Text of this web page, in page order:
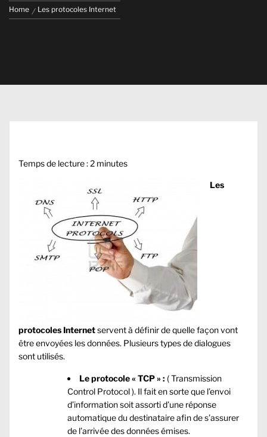
Home Les protocoles Internet
Temps de lecture :2 minutes
Les
protocoles Internetservent à définir de quelle façon vont
être envoyées les données. Plusieurs types de dialogues
sont utilisés.
Le protocole « TCP » : ( Transmission
Control Protocol ). Il fait en sorte que l’envoi
d’information soit assorti d’une réponse
automatique du destinataire afin de s’assurer
de l’arrivée des données émises.